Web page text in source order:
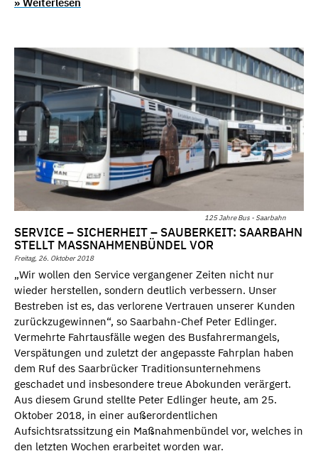
125 Jahre Bus - Saarbahn
SERVICE – SICHERHEIT – SAUBERKEIT: SAARBAHN
STELLT MASSNAHMENBÜNDEL VOR
Freitag, 26. Oktober 2018
„Wir wollen den Service vergangener Zeiten nicht nur
wieder herstellen, sondern deutlich verbessern. Unser
Bestreben ist es, das verlorene Vertrauen unserer Kunden
zurückzugewinnen“, so Saarbahn-Chef Peter Edlinger.
Vermehrte Fahrtausfälle wegen des Busfahrermangels,
Verspätungen und zuletzt der angepasste Fahrplan haben
dem Ruf des Saarbrücker Traditionsunternehmens
geschadet und insbesondere treue Abokunden verärgert.
Aus diesem Grund stellte Peter Edlinger heute, am 25.
Oktober 2018, in einer außerordentlichen
Aufsichtsratssitzung ein Maßnahmenbündel vor, welches in
den letzten Wochen erarbeitet worden war.